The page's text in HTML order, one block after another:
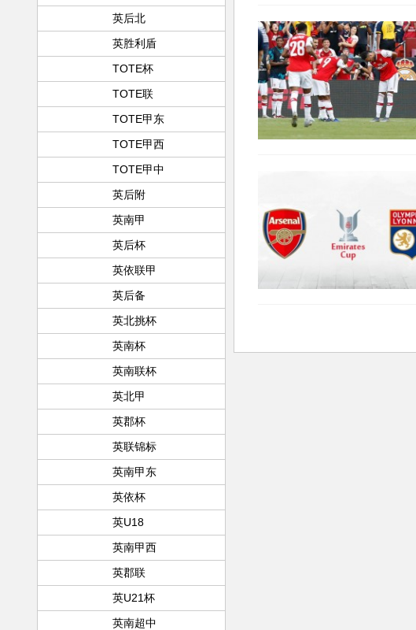
英后北
英胜利盾
TOTE杯
TOTE联
TOTE甲东
TOTE甲西
TOTE甲中
英后附
英南甲
英后杯
英依联甲
英后备
英北挑杯
英南杯
英南联杯
英北甲
英郡杯
英联锦标
英南甲东
英依杯
英U18
英南甲西
英郡联
英U21杯
英南超中